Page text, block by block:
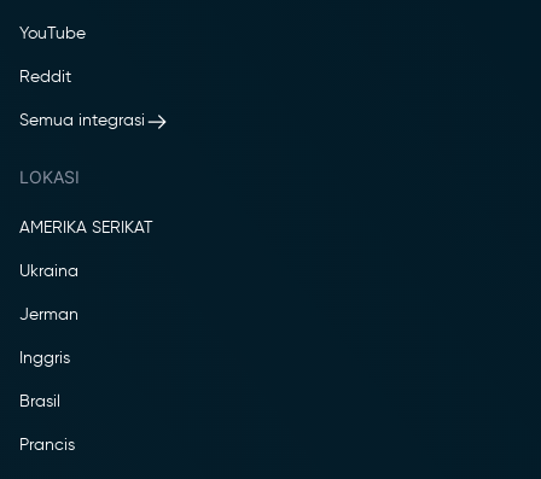
YouTube
Reddit
Semua integrasi
LOKASI
AMERIKA SERIKAT
Ukraina
Jerman
Inggris
Brasil
Prancis